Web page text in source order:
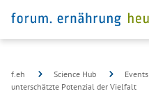
f.eh Science Hub Events
unterschätzte Potenzial der Vielfalt